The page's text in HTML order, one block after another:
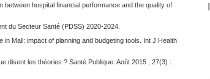
hospital financial performance and the quality of
du Secteur Santé (PDSS) 2020-2024.
Mali: impact of planning and budgeting tools. Int J Health
disent les théories ? Santé Publique. Août 2015 ; 27(3) :